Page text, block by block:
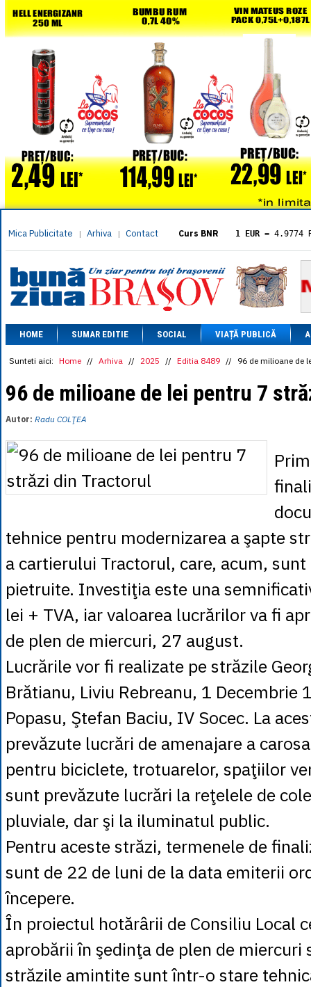
Mica Publicitate | Arhiva | Contact Curs BNR 1 EUR = 4.9774
= 5.8304
1 XAU= 464.4611
1 AED= 1.1933
1 AUD= 2.7957
1 BGN= 2.5449
1 CAD= 3.1559
1 CHF= 5.2813
1 CNY = 0.6015
1 DKK= 0.6668
1 EGP = 0.0860
1 MDL
= 0.2538
= 0.4191
1 NZD= 2.6097
= 1.1646
1 RUB = 0.0530
1 SEK= 0.4526
1 TRY= 0.1141
1 UAH = 0.1048
1 XDR= 5.9383
1 ZAR= 0.2318
HOME SUMAR EDITIE SOCIAL VIAȚĂ PUBLICĂ
Sunteti aici: Home // Arhiva // 2025 // Editia 8489 // 96 de milioane de
96 de milioane de lei pentru 7
Autor: Radu COLŢEA
tehnice pentru modernizarea a şapte
a cartierului Tractorul, care, acum,
pietruite. Investiţia este una
lei + TVA, iar valoarea lucrărilor va fi
de plen de miercuri, 27 august.
Lucrările vor fi realizate pe străzile
Brătianu, Liviu Rebreanu, 1 Decembrie
Popasu, Ştefan Baciu, IV Socec. La
prevăzute lucrări de amenajare a
pentru biciclete, trotuarelor, spaţiilor
sunt prevăzute lucrări la reţelele de
pluviale, dar şi la iluminatul public.
Pentru aceste străzi, termenele de
sunt de 22 de luni de la data emiterii
începere.
În proiectul hotărârii de Consiliu Local
aprobării în şedinţa de plen de miercuri
străzile amintite sunt într-o stare